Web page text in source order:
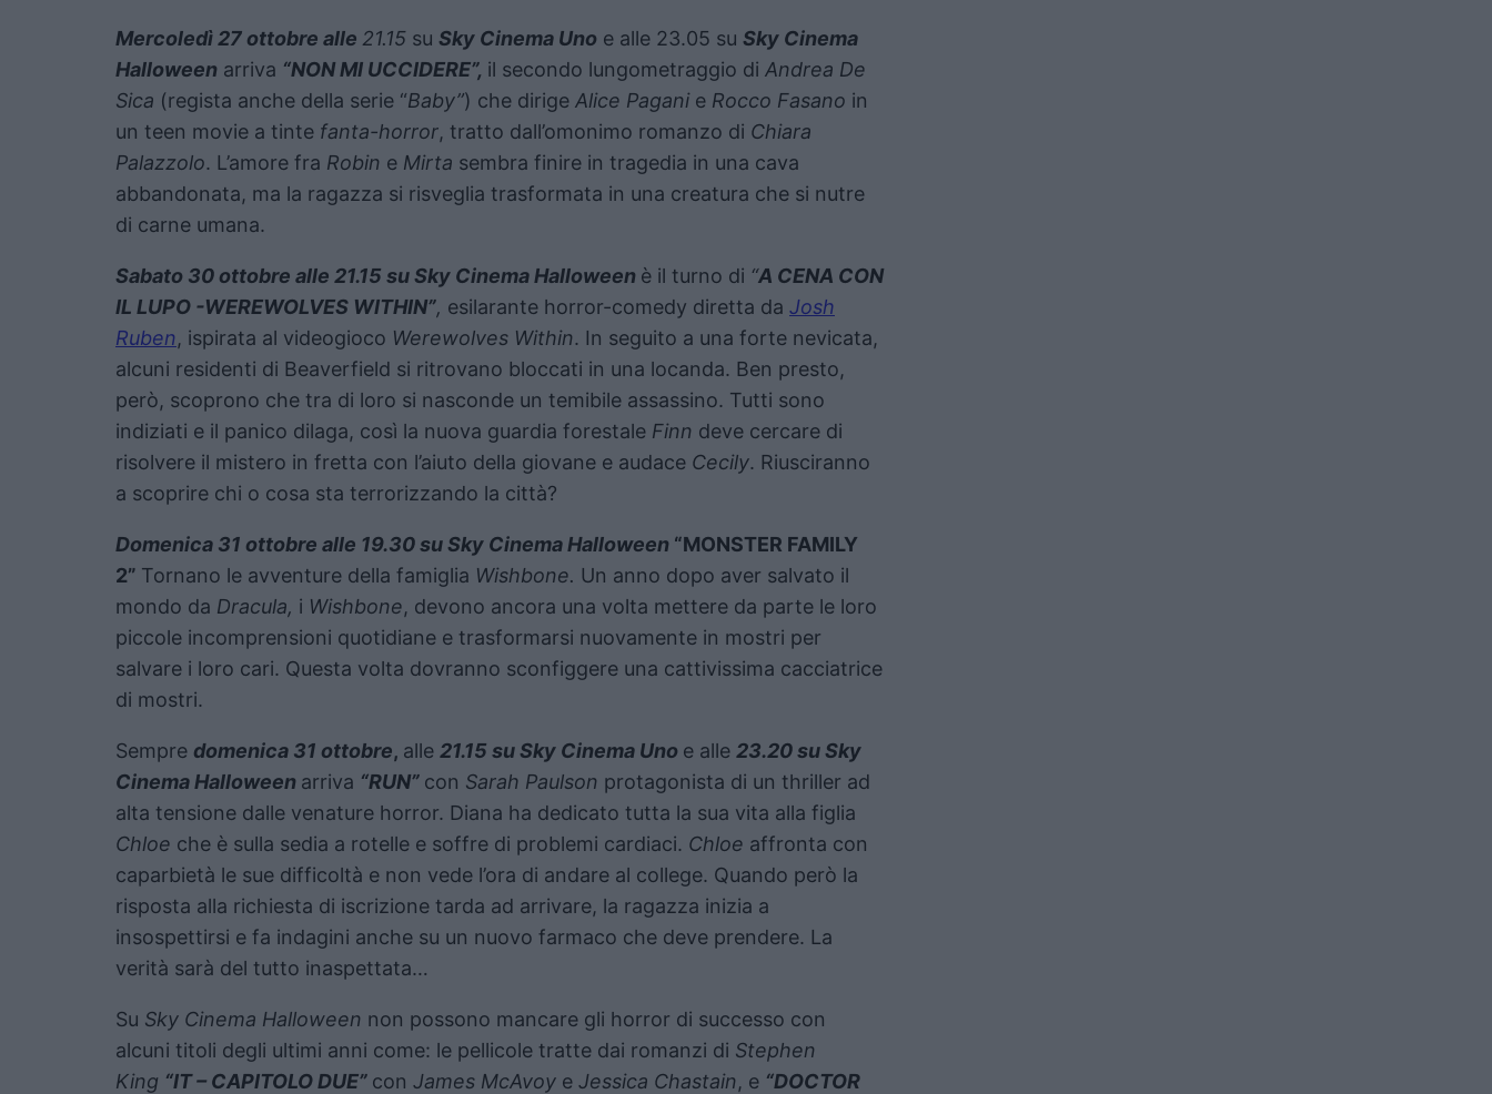
Mercoledì 27 ottobre alle 21.15 su Sky Cinema Uno e alle 23.05 su Sky Cinema
Halloween arriva “NON MI UCCIDERE”, il secondo lungometraggio di Andrea De
Sica (regista anche della serie “Baby”) che dirige Alice Paganie Rocco Fasano in
un teen movie a tinte fanta-horror, tratto dall’omonimo romanzo di Chiara
Palazzolo. L’amore fra Robin e Mirta sembra finire in tragedia in una cava
abbandonata, ma la ragazza si risveglia trasformata in una creatura che si nutre
di carne umana.
Sabato 30 ottobre alle 21.15 su Sky Cinema Halloween è il turno di “A CENA CON
IL LUPO -WEREWOLVES WITHIN”, esilarante horror-comedy diretta da Josh
Ruben, ispirata al videogioco Werewolves Within. In seguito a una forte nevicata,
alcuni residenti di Beaverfield si ritrovano bloccati in una locanda. Ben presto,
però, scoprono che tra di loro si nasconde un temibile assassino. Tutti sono
indiziati e il panico dilaga, così la nuova guardia forestale Finn deve cercare di
risolvere il mistero in fretta con l’aiuto della giovane e audace Cecily. Riusciranno
a scoprire chi o cosa sta terrorizzando la città?
Domenica 31 ottobre alle 19.30 su Sky Cinema Halloween “MONSTER FAMILY
2” Tornano le avventure della famiglia Wishbone. Un anno dopo aver salvato il
mondo da Dracula, i Wishbone, devono ancora una volta mettere da parte le loro
piccole incomprensioni quotidiane e trasformarsi nuovamente in mostri per
salvare i loro cari. Questa volta dovranno sconfiggere una cattivissima cacciatrice
di mostri.
Sempre domenica 31 ottobre, alle 21.15 su Sky Cinema Uno e alle 23.20 su Sky
Cinema Halloween arriva “RUN” con Sarah Paulson protagonista di un thriller ad
alta tensione dalle venature horror. Diana ha dedicato tutta la sua vita alla figlia
Chloe che è sulla sedia a rotelle e soffre di problemi cardiaci. Chloe affronta con
caparbietà le sue difficoltà e non vede l’ora di andare al college. Quando però la
risposta alla richiesta di iscrizione tarda ad arrivare, la ragazza inizia a
insospettirsi e fa indagini anche su un nuovo farmaco che deve prendere. La
verità sarà del tutto inaspettata…
Su Sky Cinema Halloween non possono mancare gli horror di successo con
alcuni titoli degli ultimi anni come: le pellicole tratte dai romanzi di Stephen
King “IT – CAPITOLO DUE” con James McAvoy e Jessica Chastain, e “DOCTOR